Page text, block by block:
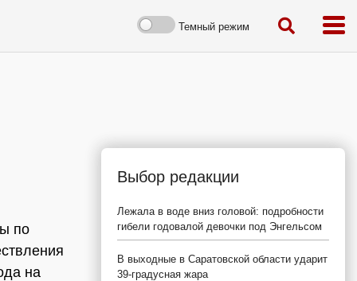
Темный режим
по
на
Выбор редакции
Лежала в воде вниз головой: подробности
гибели годовалой девочки под Энгельсом
В выходные в Саратовской области ударит
39-градусная жара